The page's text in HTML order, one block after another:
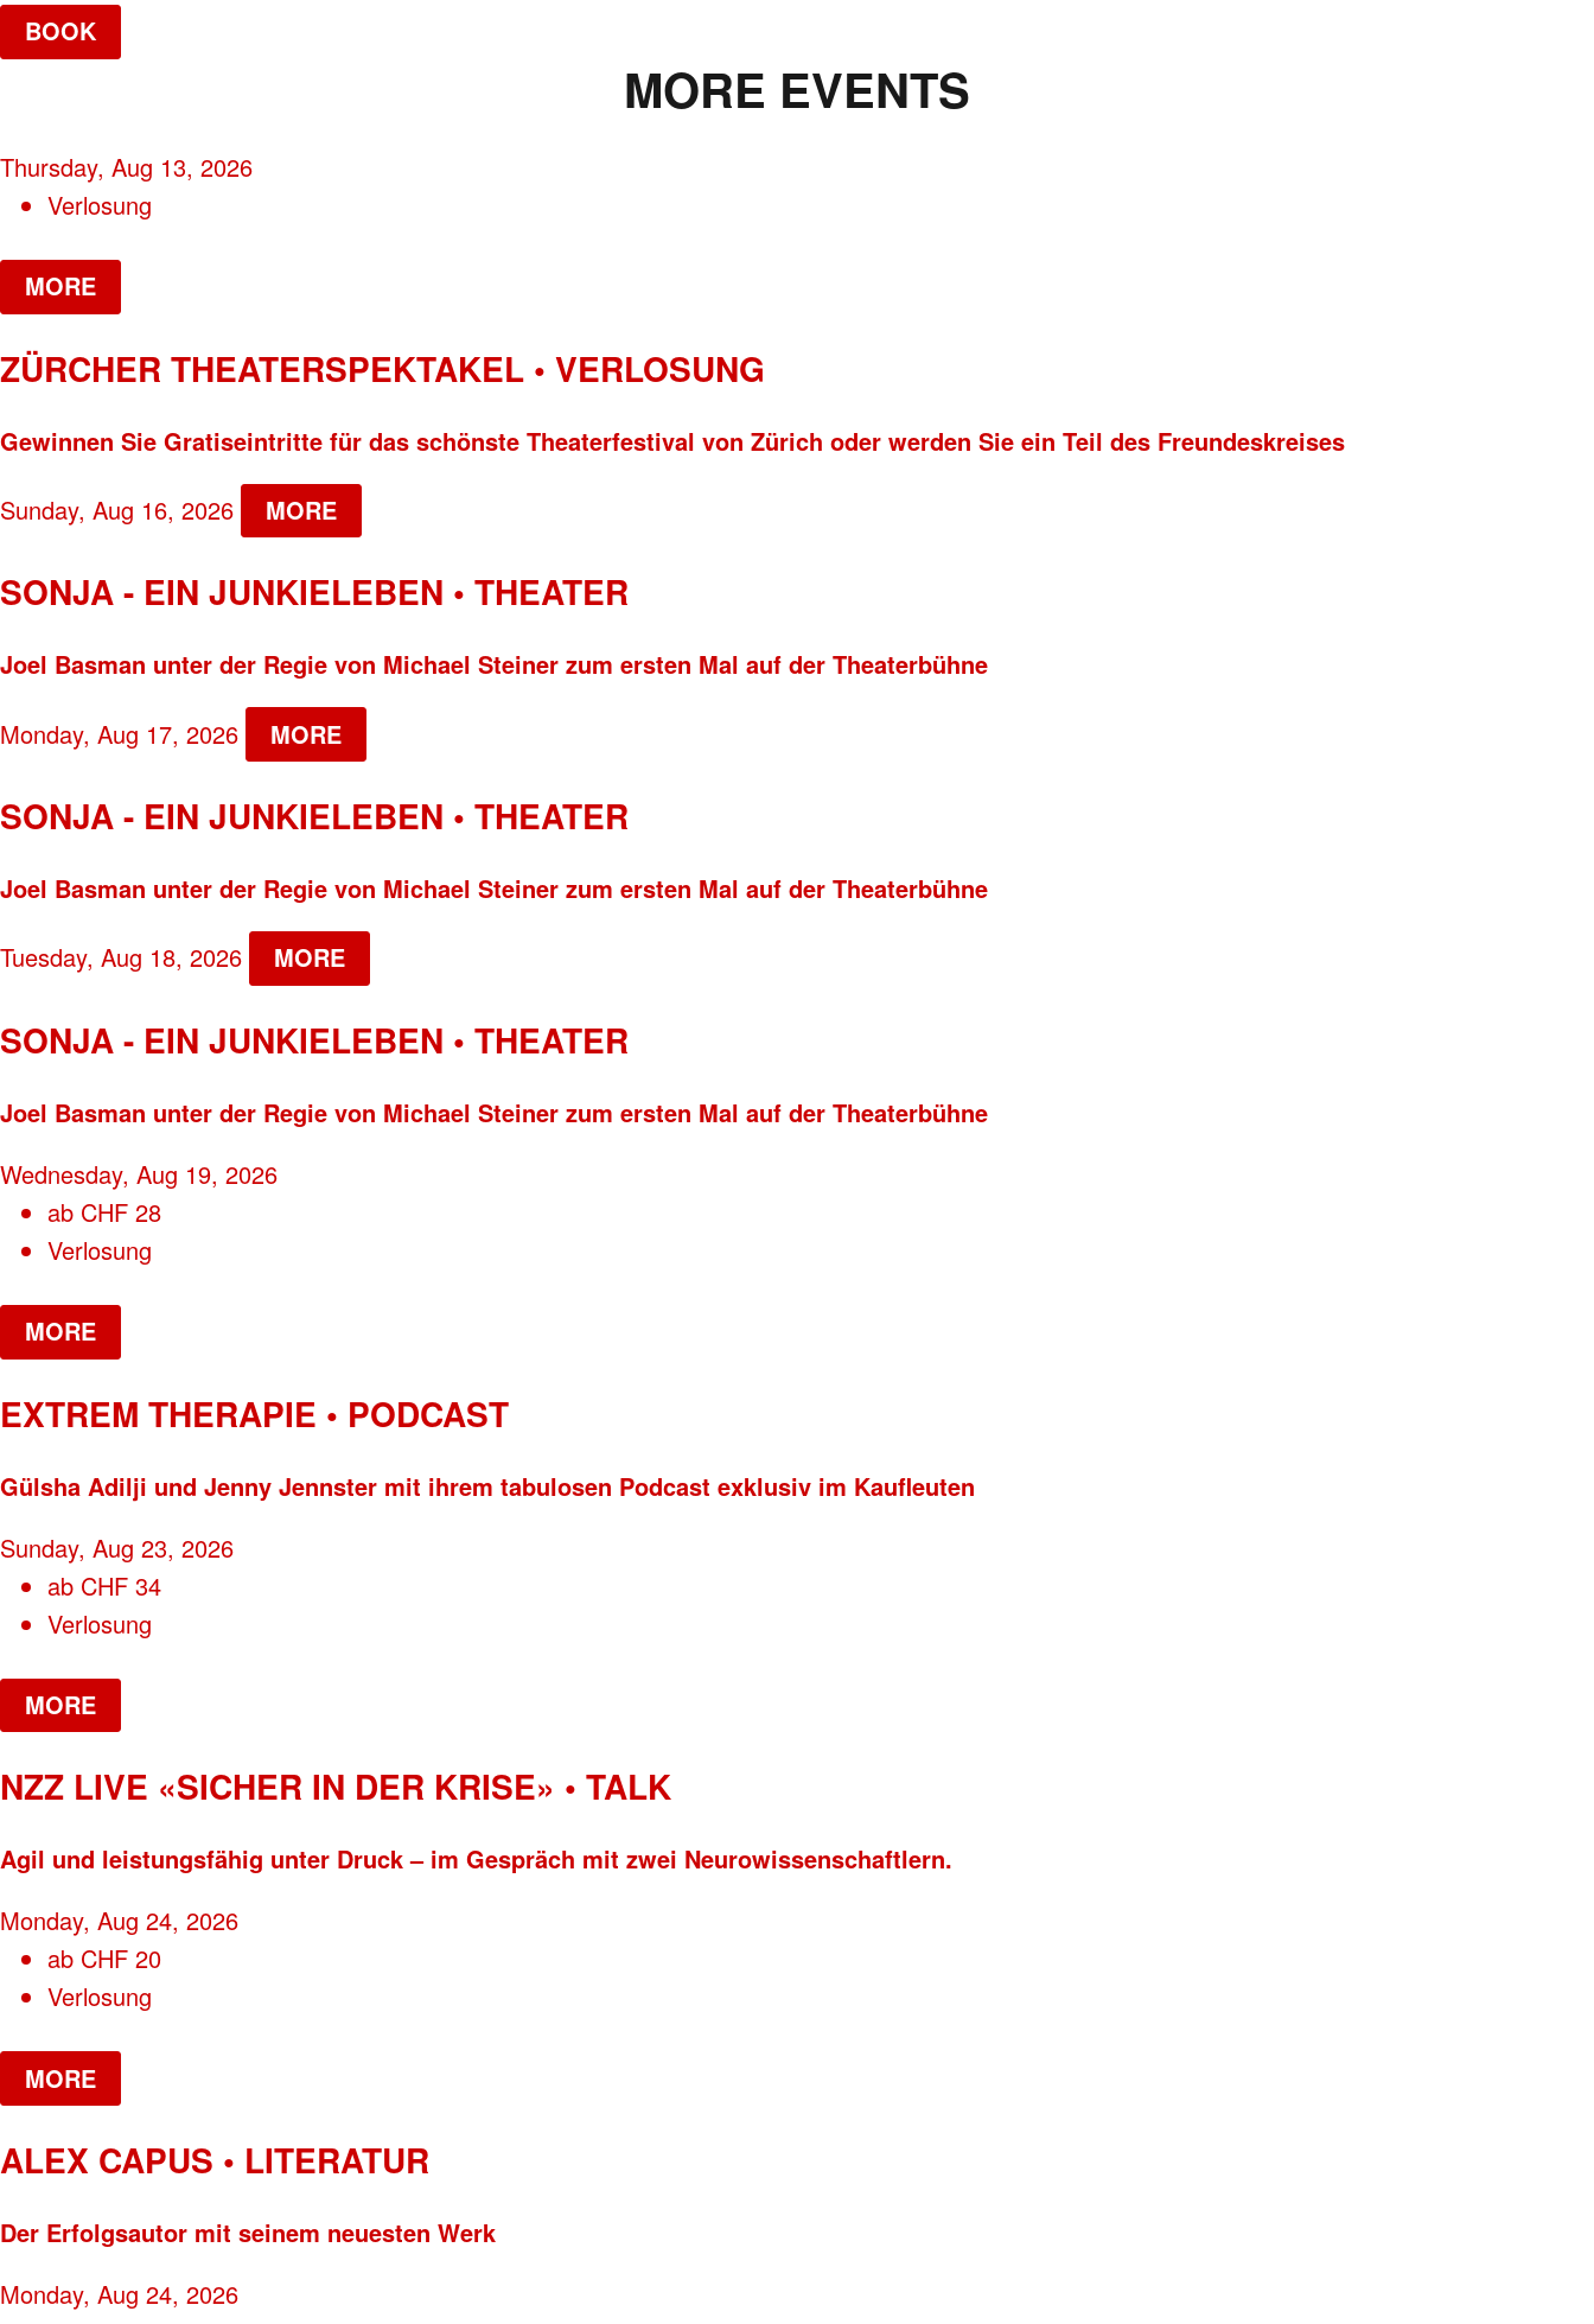
BOOK
MORE EVENTS
Thursday, Aug 13, 2026
Verlosung
MORE
ZÜRCHER THEATERSPEKTAKEL • VERLOSUNG
Gewinnen Sie Gratiseintritte für das schönste Theaterfestival von Zürich oder werden Sie ein Teil des Freundeskreises
Sunday, Aug 16, 2026 MORE
SONJA - EIN JUNKIELEBEN • THEATER
Joel Basman unter der Regie von Michael Steiner zum ersten Mal auf der Theaterbühne
Monday, Aug 17, 2026 MORE
SONJA - EIN JUNKIELEBEN • THEATER
Joel Basman unter der Regie von Michael Steiner zum ersten Mal auf der Theaterbühne
Tuesday, Aug 18, 2026 MORE
SONJA - EIN JUNKIELEBEN • THEATER
Joel Basman unter der Regie von Michael Steiner zum ersten Mal auf der Theaterbühne
Wednesday, Aug 19, 2026
ab CHF 28
Verlosung
MORE
EXTREM THERAPIE • PODCAST
Gülsha Adilji und Jenny Jennster mit ihrem tabulosen Podcast exklusiv im Kaufleuten
Sunday, Aug 23, 2026
ab CHF 34
Verlosung
MORE
NZZ LIVE «SICHER IN DER KRISE» • TALK
Agil und leistungsfähig unter Druck – im Gespräch mit zwei Neurowissenschaftlern.
Monday, Aug 24, 2026
ab CHF 20
Verlosung
MORE
ALEX CAPUS • LITERATUR
Der Erfolgsautor mit seinem neuesten Werk
Monday, Aug 24, 2026